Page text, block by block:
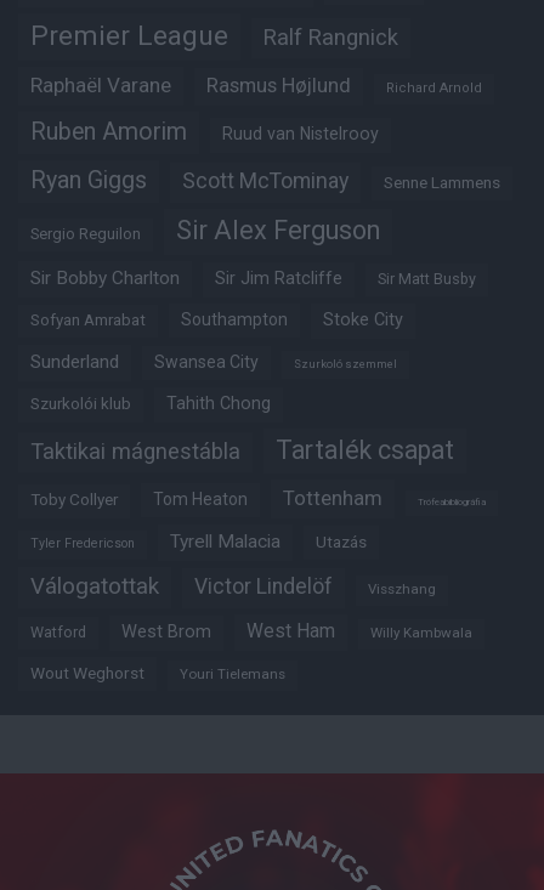
Premier League Ralf Rangnick
Raphaël Varane Rasmus Højlund Richard Arnold
Ruben Amorim Ruud van Nistelrooy
Ryan Giggs Scott McTominay Senne Lammens
Sergio Reguilon Sir Alex Ferguson
Sir Bobby Charlton Sir Jim Ratcliffe Sir Matt Busby
Sofyan Amrabat Southampton Stoke City
Sunderland Swansea City Szurkoló szemmel
Szurkolói klub Tahith Chong
Taktikai mágnestábla Tartalék csapat
Toby Collyer Tom Heaton Tottenham Trófeabibliográfia
Tyler Fredericson Tyrell Malacia Utazás
Válogatottak Victor Lindelöf Visszhang
Watford West Brom West Ham Willy Kambwala
Wout Weghorst Youri Tielemans